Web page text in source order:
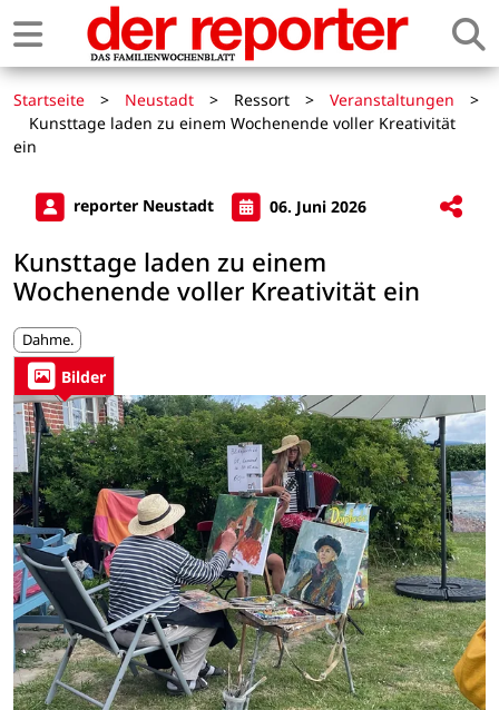
Startseite > Neustadt > Ressort > Veranstaltungen
>
Kunsttage laden zu einem Wochenende voller Kreativität
ein
reporter Neustadt 06. Juni 2026
Kunsttage laden zu einem
Wochenende voller Kreativität ein
Dahme.
Bilder